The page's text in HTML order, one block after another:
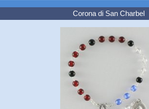
Corona di San Charbel